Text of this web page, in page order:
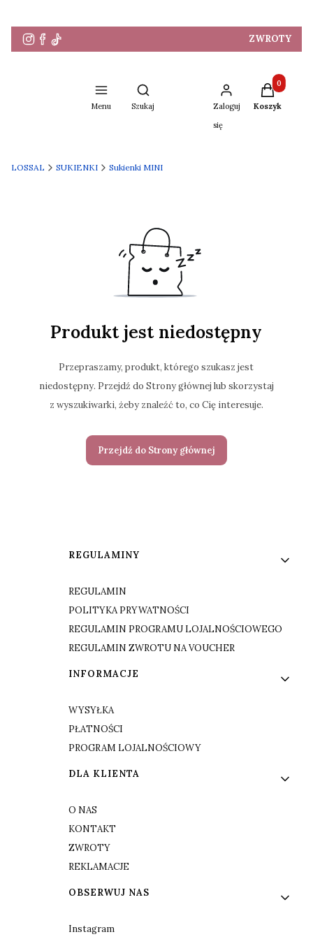
ZWROTY
Menu
Otwórz wyszukiwarkę
Szukaj
Zaloguj
się
Produkty
Koszyk
LOSSAL SUKIENKI Sukienki MINI
Produkt jest niedostępny
Przepraszamy, produkt, którego szukasz jest
niedostępny. Przejdź do Strony głównej lub skorzystaj
z wyszukiwarki, żeby znaleźć to, co Cię interesuje.
Przejdź do Strony głównej
Linki w stopce
REGULAMINY
REGULAMIN
POLITYKA PRYWATNOŚCI
REGULAMIN PROGRAMU LOJALNOŚCIOWEGO
REGULAMIN ZWROTU NA VOUCHER
INFORMACJE
WYSYŁKA
PŁATNOŚCI
PROGRAM LOJALNOŚCIOWY
DLA KLIENTA
O NAS
KONTAKT
ZWROTY
REKLAMACJE
OBSERWUJ NAS
Instagram